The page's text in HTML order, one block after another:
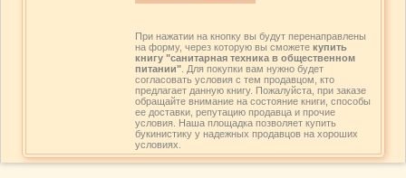
При нажатии на кнопку вы будут перенаправлены
на форму, через которую вы сможете купить
книгу "санитарная техника в общественном
питании". Для покупки вам нужно будет
согласовать условия с тем продавцом, кто
предлагает данную книгу. Пожалуйста, при заказе
обращайте внимание на состояние книги, способы
ее доставки, репутацию продавца и прочие
условия. Наша площадка позволяет купить
букинистику у надежных продавцов на хороших
условиях.